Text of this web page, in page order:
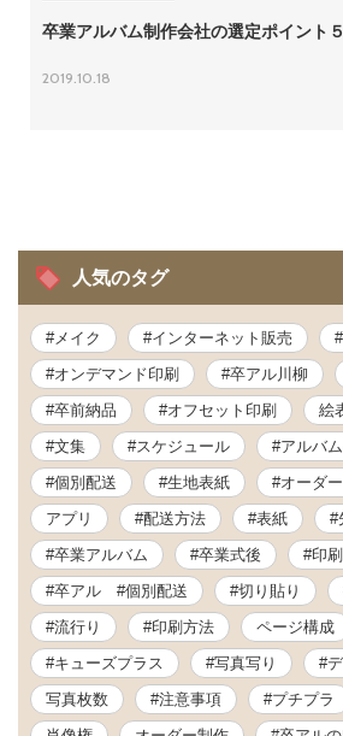
卒業アルバム制作会社の選定ポイント
2019.10.18
人気のタグ
#メイク #インターネット販売
#オンデマンド印刷
#卒アル川柳
#卒前納品
#オフセット印刷 絵
#文集
#スケジュール #アルバ
#個別配送
#生地表紙 #オーダー
アプリ
#配送方法 #表紙 #
#卒業アルバム
#卒業式後 #印
#卒アル #個別配送
#切り貼り
#流行り
#印刷方法
ページ構成
#キューズプラス
#写真写り #
写真枚数
#注意事項 #プチプラ